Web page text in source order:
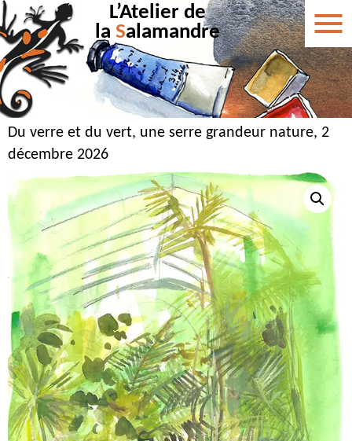
L’Atelier de
la Salamandre
Du verre et du vert, une serre grandeur nature, 2
décembre 2026